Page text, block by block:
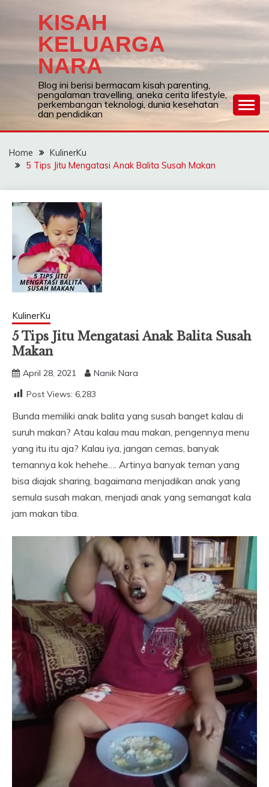
KISAH
KELUARGA
NARA
Blog ini berisi bermacam kisah parenting,
pengalaman travelling, aneka cerita lifestyle,
perkembangan teknologi, dunia kesehatan
dan pendidikan
Home
KulinerKu
5 Tips Jitu Mengatasi Anak Balita Susah Makan
KulinerKu
5 Tips Jitu Mengatasi Anak Balita Susah
Makan
April 28, 2021
Nanik Nara
Post Views: 6,283
Bunda memiliki anak balita yang susah banget kalau di
suruh makan? Atau kalau mau makan, pengennya menu
yang itu itu aja? Kalau iya, jangan cemas, banyak
temannya kok hehehe…. Artinya banyak teman yang
bisa diajak sharing, bagaimana menjadikan anak yang
semula susah makan, menjadi anak yang semangat kala
jam makan tiba.